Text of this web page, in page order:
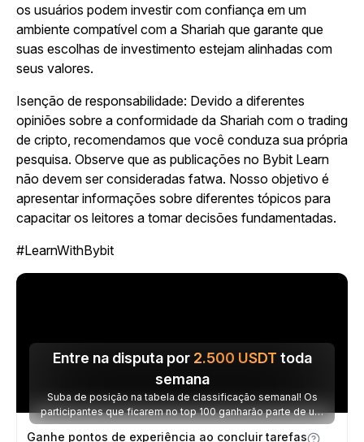
os usuários podem investir com confiança em um
ambiente compatível com a Shariah que garante que
suas escolhas de investimento estejam alinhadas com
seus valores.
Isenção de responsabilidade: Devido a diferentes
opiniões sobre a conformidade da Shariah com o trading
de cripto, recomendamos que você conduza sua própria
pesquisa. Observe que as publicações no Bybit Learn
não devem ser consideradas fatwa. Nosso objetivo é
apresentar informações sobre diferentes tópicos para
capacitar os leitores a tomar decisões fundamentadas.
#LearnWithBybit
Entre na disputa por 2.500 USDT toda
semana
Suba de posição na tabela de classificação semanal! Os
participantes que ficarem no top 100 ganharão parte de um
prêmio de 2.500 USDT toda semana.
Ganhe pontos de experiência ao concluir tarefas